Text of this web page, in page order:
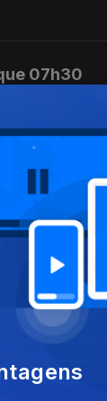
07h30